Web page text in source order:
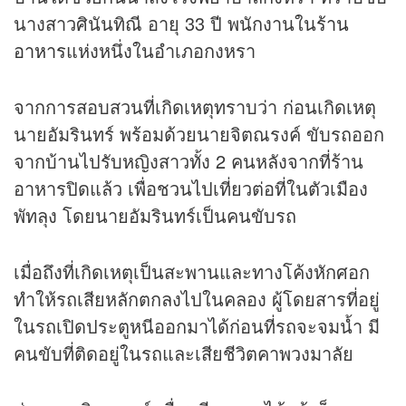
นางสาวศินันทิณี อายุ 33 ปี พนักงานในร้าน
อาหารแห่งหนึ่งในอำเภอกงหรา
จากการสอบสวนที่เกิดเหตุทราบว่า ก่อนเกิดเหตุ
นายอัมรินทร์ พร้อมด้วยนายจิตณรงค์ ขับรถออก
จากบ้านไปรับหญิงสาวทั้ง 2 คนหลังจากที่ร้าน
อาหารปิดแล้ว เพื่อชวนไปเที่ยวต่อที่ในตัวเมือง
พัทลุง โดยนายอัมรินทร์เป็นคนขับรถ
เมื่อถึงที่เกิดเหตุเป็นสะพานและทางโค้งหักศอก
ทำให้รถเสียหลักตกลงไปในคลอง ผู้โดยสารที่อยู่
ในรถเปิดประตูหนีออกมาได้ก่อนที่รถจะจมน้ำ มี
คนขับที่ติดอยู่ในรถและเสียชีวิตคาพวงมาลัย